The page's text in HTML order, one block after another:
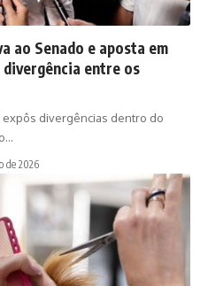
ao Senado e aposta em
divergência entre os
expôs divergências dentro do
de 2026